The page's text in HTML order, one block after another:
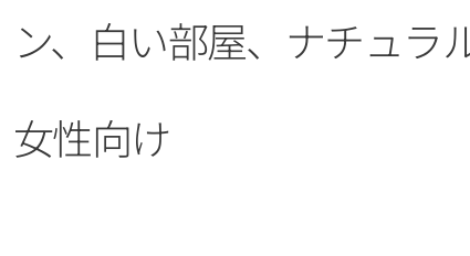
ン、白い部屋、ナチュラ
女性向け